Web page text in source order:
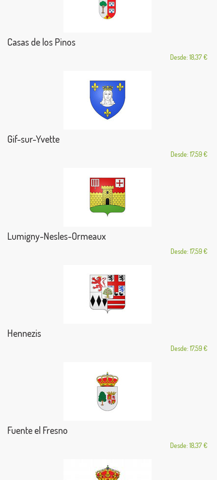
Casas de los Pinos
Desde: 18,37 €
Gif-sur-Yvette
Desde: 17,59 €
Lumigny-Nesles-Ormeaux
Desde: 17,59 €
Hennezis
Desde: 17,59 €
Fuente el Fresno
Desde: 18,37 €